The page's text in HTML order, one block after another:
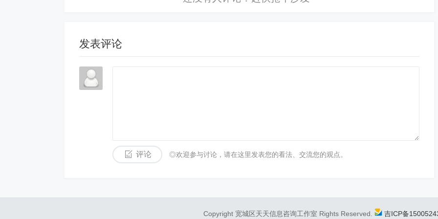
发表评论
评论 ◎欢迎参与讨论，请在这里发表您的看法、交流您的观点。
Copyright 宽城区天天信息咨询工作室 Rights Reserved. 吉ICP备